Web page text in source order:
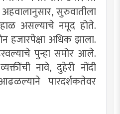
सुरुवातीला
असल्याचे नमूद होते.
हजारपेक्षा अधिक झाला.
पुन्हा समोर आले.
नावे, दुहेरी नोंदी
पारदर्शकतेवर